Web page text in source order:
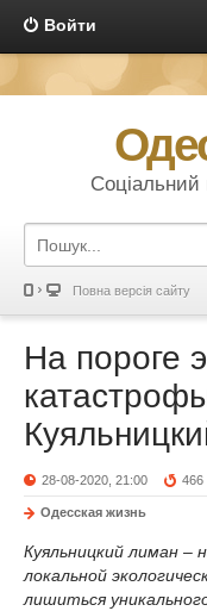
Войти
Соціальний
Повна версія сайту
На пороге
28-08-2020, 21:00 466
Одесская жизнь
Куяльницкий лиман –
локальной
лишиться